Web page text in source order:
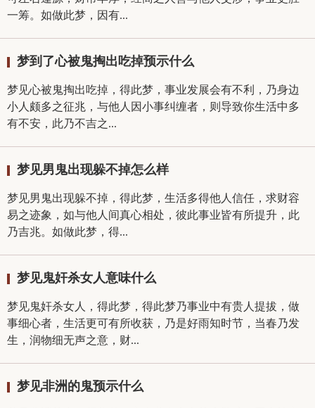
一筹。如做此梦，因有...
梦到了心被鬼掏出吃掉预示什么
梦见心被鬼掏出吃掉，得此梦，事业发展会有不利，乃身边
小人颇多之征兆，与他人因小事纠缠者，则导致你生活中多
有不安，此乃不吉之...
梦见男鬼出现躲不掉怎么样
梦见男鬼出现躲不掉，得此梦，生活多得他人信任，求财容
易之迹象，如与他人间真心相处，彼此事业皆有所提升，此
乃吉兆。如做此梦，得...
梦见鬼奸杀女人意味什么
梦见鬼奸杀女人，得此梦，得此梦乃事业中有贵人提拔，做
事细心者，生活更可有所收获，乃是好雨知时节，当春乃发
生，润物细无声之意，财...
梦见非洲的鬼预示什么